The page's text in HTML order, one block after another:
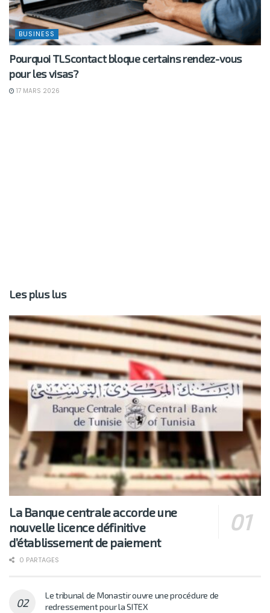
BUSINESS
Pourquoi TLScontact bloque certains rendez-vous
pour les visas?
17 MARS 2026
Les plus lus
La Banque centrale accorde une
nouvelle licence définitive
d’établissement de paiement
0 PARTAGES
Le tribunal de Monastir ouvre une procédure de
redressement pour la SITEX